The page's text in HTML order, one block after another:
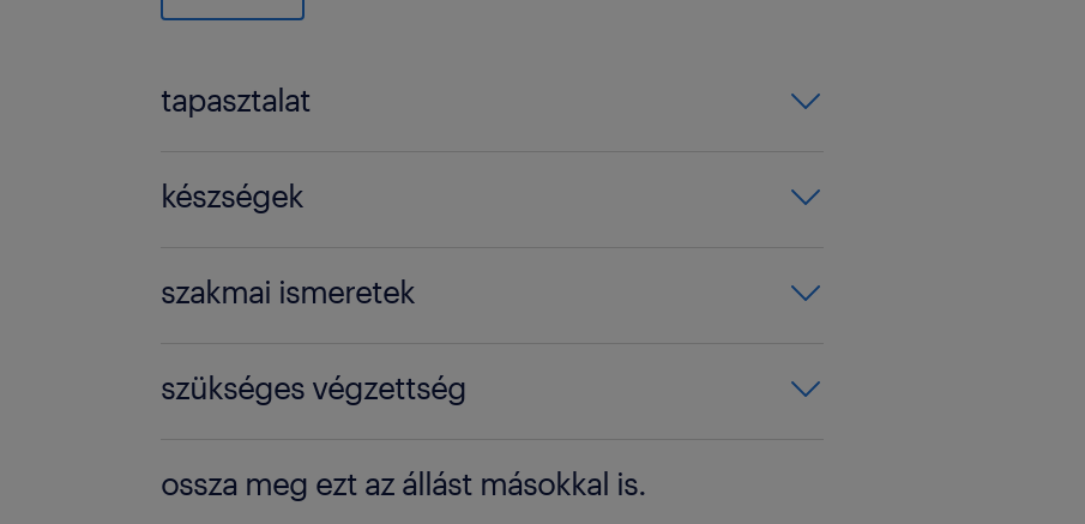
Amit kínálunk / Offer
SZÉP kártya
Versenyképes alapbér
tapasztalat
készségek
szakmai ismeretek
szükséges végzettség
ossza meg ezt az állást másokkal is.